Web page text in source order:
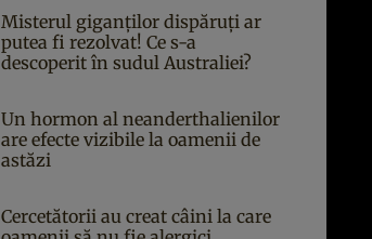
Misterul giganților dispăruți ar
putea fi rezolvat! Ce s-a
descoperit în sudul Australiei?
Un hormon al neanderthalienilor
are efecte vizibile la oamenii de
astăzi
Cercetătorii au creat câini la care